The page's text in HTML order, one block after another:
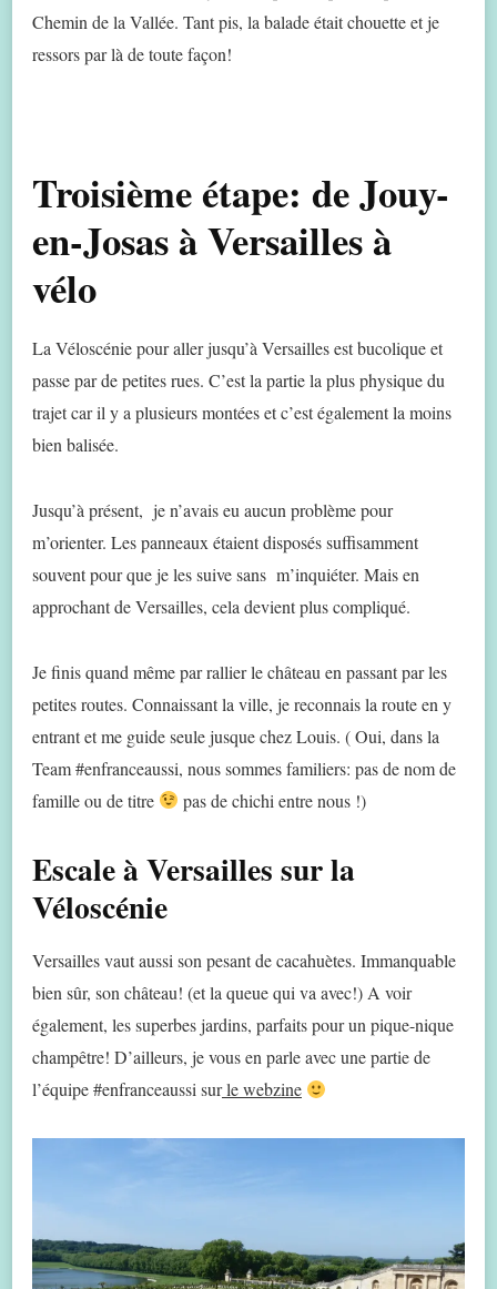
Chemin de la Vallée. Tant pis, la balade était chouette et je
ressors par là de toute façon!
Troisième étape: de Jouy-
en-Josas à Versailles à
vélo
La Véloscénie pour aller jusqu’à Versailles est bucolique et
passe par de petites rues. C’est la partie la plus physique du
trajet car il y a plusieurs montées et c’est également la moins
bien balisée.
Jusqu’à présent, je n’avais eu aucun problème pour
m’orienter. Les panneaux étaient disposés suffisamment
souvent pour que je les suive sans m’inquiéter. Mais en
approchant de Versailles, cela devient plus compliqué.
Je finis quand même par rallier le château en passant par les
petites routes. Connaissant la ville, je reconnais la route en y
entrant et me guide seule jusque chez Louis. ( Oui, dans la
Team #enfranceaussi, nous sommes familiers: pas de nom de
famille ou de titre
pas de chichi entre nous !)
Escale à Versailles sur la
Véloscénie
Versailles vaut aussi son pesant de cacahuètes. Immanquable
bien sûr, son château! (et la queue qui va avec!) A voir
également, les superbes jardins, parfaits pour un pique-nique
champêtre! D’ailleurs, je vous en parle avec une partie de
l’équipe #enfranceaussi surle webzine